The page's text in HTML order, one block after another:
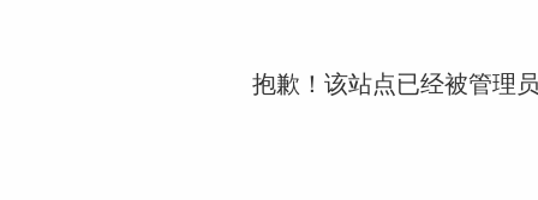
抱歉！该站点已经被管理